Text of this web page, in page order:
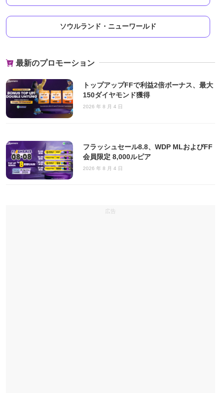
ソウルランド・ニューワールド
最新のプロモーション
トップアップFFで利益2倍ボーナス、最大
150ダイヤモンド獲得
2026 年 8 月 4 日
フラッシュセール8.8、WDP MLおよびFF
会員限定 8,000ルピア
2026 年 8 月 4 日
広告